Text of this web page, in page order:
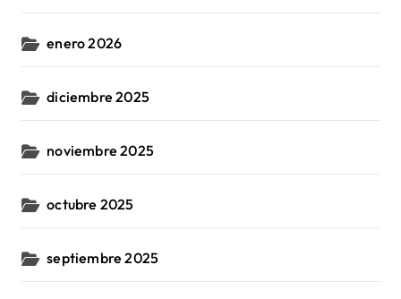
enero 2026
diciembre 2025
noviembre 2025
octubre 2025
septiembre 2025